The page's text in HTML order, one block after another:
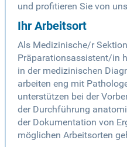
und profitieren Sie von
Ihr Arbeitsort
Als Medizinische/r
Präparationsassistent/in
in der medizinischen
arbeiten eng mit
unterstützen bei der
der Durchführung
der Dokumentation von
möglichen Arbeitsorten